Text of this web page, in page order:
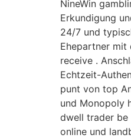
NineWin
Erkundigung
24/7 und
Ehepartner mit
receive .
Echtzeit-
punt von top
und Monopoly
dwell trader be
online und